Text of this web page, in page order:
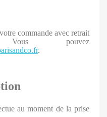
commande avec retrait
pouvez
.
au moment de la prise